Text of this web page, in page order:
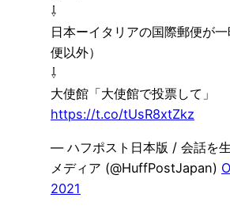
⇩
日本ーイタリアの国際郵便が
便以外）
⇩
大使館「大使館で投票して」
https://t.co/tUsR8xtZkz
— ハフポスト日本版 / 会話を
メディア (@HuffPostJapan)
2021